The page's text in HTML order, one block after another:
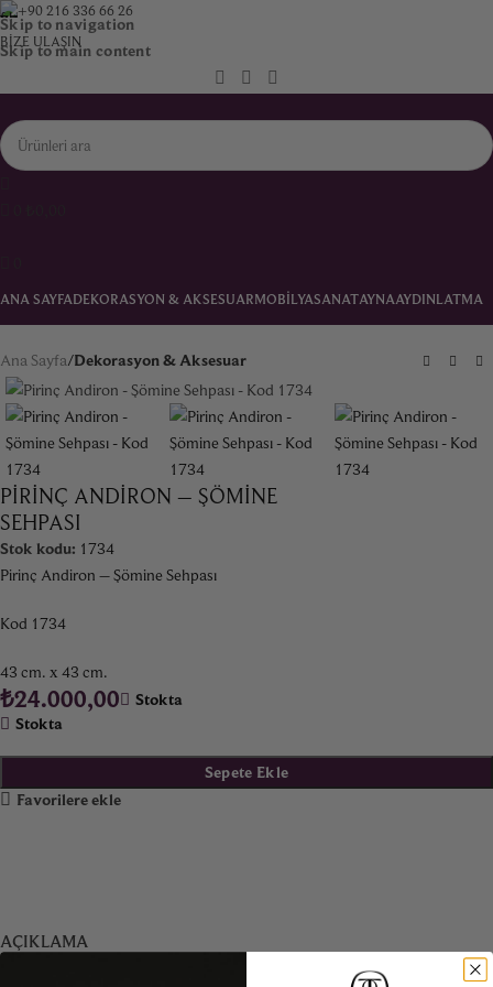
Skip to navigation
Skip to main content
+90 216 336 66 26
BIZE ULAŞIN
ANA SAYFADEKORASYON & AKSESUARMOBILYASANATAYNAAYDINLATMA
Ana Sayfa Dekorasyon & Aksesuar
PIRINÇ ANDIRON – ŞÖMINE
SEHPASI
Stok kodu: 1734
Pirinç Andiron – Şömine Sehpası
Kod 1734
43 cm. x 43 cm.
₺24.000,00
Stokta
Stokta
Sepete Ekle
Favorilere ekle
AÇIKLAMA